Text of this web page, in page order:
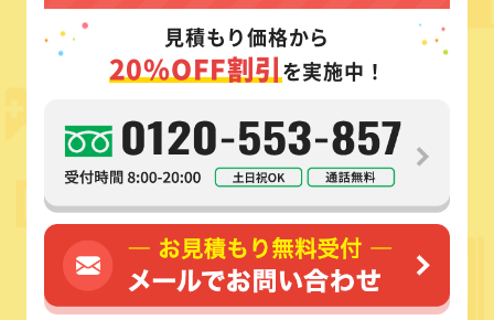
見積もり価格から
20%OFF割引を実施中！